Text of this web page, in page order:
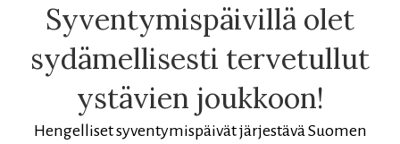
Syventymispäivillä olet
sydämellisesti tervetullut
ystävien joukkoon!
Hengelliset syventymispäivät järjestävä Suomen